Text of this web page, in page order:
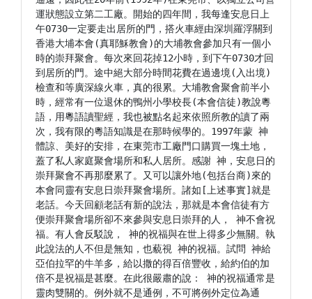
運狀態設立第二工廠。開始的四年間，我每逢安息日上
午0730一定要走出居所的門，搭火車經由深圳羅浮關到
香港大埔本會(真耶穌教會)的大埔教會參加只有一個小
時的崇拜聚會。每次來回花掉12小時，到下午0730才回
到居所的門。途中絕大部分時間花費在過邊境(入出境)
檢查和等廣深線火車，真的很累。大埔教會聚會前半小
時，經常有一位退休的鴨州小學校長(本會信徒)教說粵
語，用粵語讀聖經，我也被點名起來依照所教的讀了兩
次，我有限的粵語知識是在那時候學的。1997年蒙 神
體諒、美好的安排，在東莞市工廠門口購買一塊土地，
蓋了私人家庭聚會場所和私人居所。感謝 神，安息日的
崇拜聚會不再那麼累了。又可以讓外地(包括台商)來的
本會同靈有安息日崇拜聚會場所。諸如[上述事實]就是
老話。今天回顧老話有新的說法，那就是本會信徒有方
便崇拜聚會場所卻不來參與安息日崇拜的人， 神不會祝
福。有人會反駁說， 神的祝福與在世上得多少無關。執
此說法的人不但是無知，也藐視 神的祝福。試問 神給
亞伯拉罕的牛羊多，給以撒的得百倍豐收，給約伯的加
倍不是祝福是甚麼。在此很嚴肅的說： 神的祝福通常是
靈肉雙關的。例外就不是通例，不可將例外定位為通